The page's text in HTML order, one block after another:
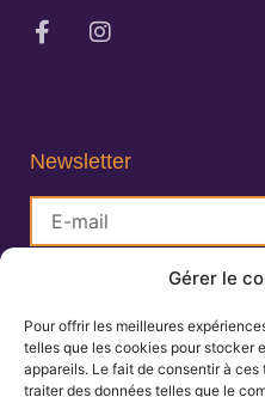
Gérer le
Pour offrir les meilleures
telles que les cookies pour stocker
appareils. Le fait de consentir à
traiter des données telles que le
Newsletter
Lisa Charlin
Praticienne en Ayurveda